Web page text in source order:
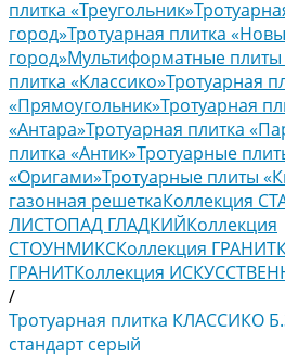
плитка «Треугольник»
город»Тротуарная плитка
город»Мультиформатные плиты
плитка «Классико»Тротуарная
«Прямоугольник»Тротуарная
«Антара»Тротуарная плитка
плитка «Антик»Тротуарные
«Оригами»Тротуарные плиты
газонная решеткаКоллекция
ЛИСТОПАД ГЛАДКИЙКоллекция
СТОУНМИКСКоллекция ГРАНИТ
ГРАНИТКоллекция
/
Тротуарная плитка КЛАССИКО
стандарт серый